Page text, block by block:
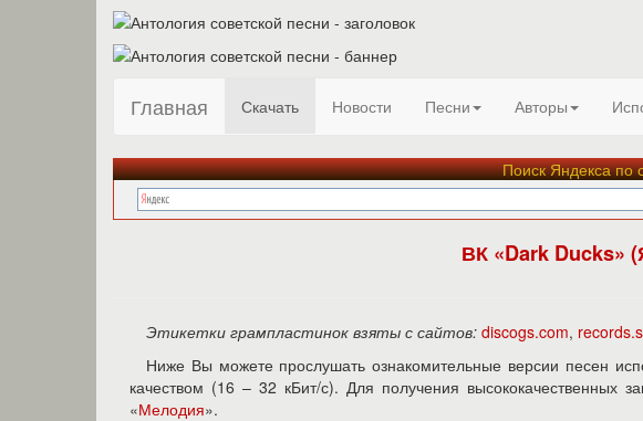
Главная Скачать Новости Песни Авторы
Поиск Яндекса по
ВК «Dark Ducks»
Этикетки грампластинок взяты с сайтов: discogs.com,
Ниже Вы можете прослушать ознакомительные версии песен
качеством (16 – 32 кБит/с). Для получения высококачественных
«Мелодия».